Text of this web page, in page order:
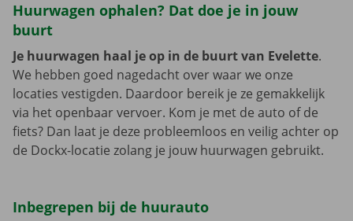
Huurwagen ophalen? Dat doe je in jouw
buurt
Je huurwagen haal je op in de buurt van Evelette.
We hebben goed nagedacht over waar we onze
locaties vestigden. Daardoor bereik je ze gemakkelijk
via het openbaar vervoer. Kom je met de auto of de
fiets? Dan laat je deze probleemloos en veilig achter op
de Dockx-locatie zolang je jouw huurwagen gebruikt.
Inbegrepen bij de huurauto